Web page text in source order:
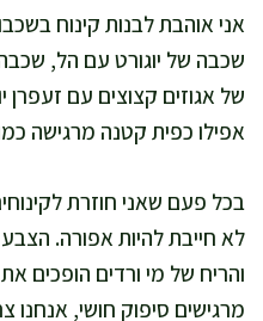
אני אוהבת לבנות קינוח
שכבה של יוגורט עם הל,
של אגוזים קצוצים עם זעפרן
אפילו כפית קטנה מרגישה
בכל פעם שאני חוזרת
לא חייבת להיות אפורה.
והריח של מי ורדים הופכים
מרגישים סיפוק חושי, אנחנו